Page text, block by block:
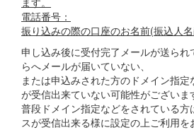
電話番号：
振り込みの際の口座のお名前(振込人名
申し込み後に受付完了メールが送られ
らへメールが届いていない、
または申込みされた方のドメイン指
が受信出来ていない可能性がございま
普段ドメイン指定などをされている方
スが受信出来る様に設定の上ご利用を